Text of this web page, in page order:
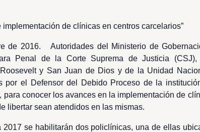
de clínicas en centros carcelarios”
de 2016.
Autoridades del Ministerio de
Penal de la Corte Suprema de Justicia
y San Juan de Dios y de la Unidad
por el Defensor del Debido Proceso de la
para conocer los avances en la implementación de
libertar sean atendidos en las mismas.
se habilitarán dos policlínicas, una de ellas